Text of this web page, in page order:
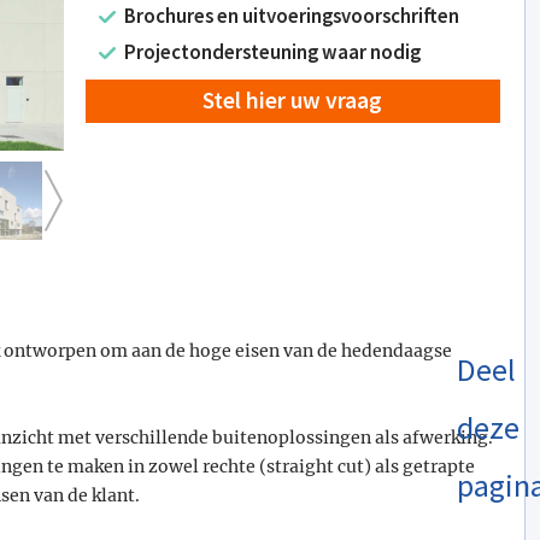
Brochures en uitvoeringsvoorschriften
Projectondersteuning waar nodig
Stel hier uw vraag
om aan de hoge eisen van de hedendaagse
met verschillende buitenoplossingen als afwerking.
te maken in zowel rechte (straight cut) als getrapte
van de klant.
Deel
deze